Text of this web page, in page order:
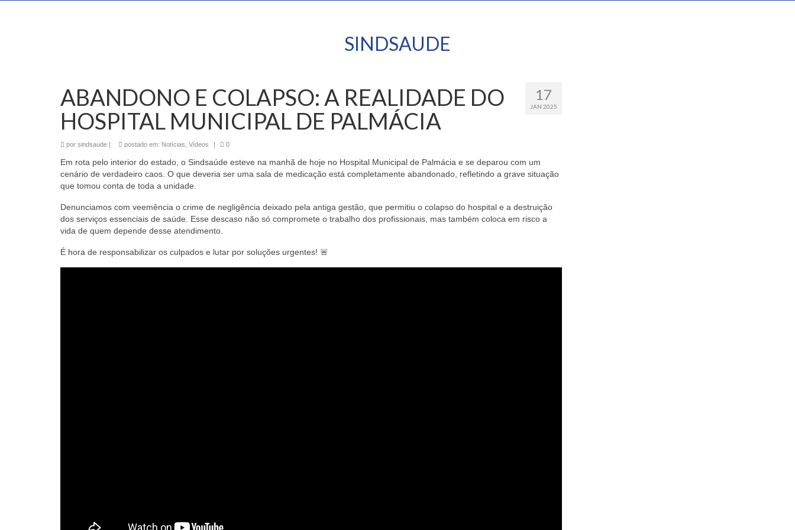
SINDSAUDE
17
JAN 2025
ABANDONO E COLAPSO: A REALIDADE DO
HOSPITAL MUNICIPAL DE PALMÁCIA
por sindsaude | postado em: Notícias Vídeos | 0
Em rota pelo interior do estado, o Sindsaúde esteve na manhã de hoje no Hospital Municipal de Palmácia e se deparou com um
cenário de verdadeiro caos. O que deveria ser uma sala de medicação está completamente abandonado, refletindo a grave situação
que tomou conta de toda a unidade.
Denunciamos com veemência o crime de negligência deixado pela antiga gestão, que permitiu o colapso do hospital e a destruição
dos serviços essenciais de saúde. Esse descaso não só compromete o trabalho dos profissionais, mas também coloca em risco a
vida de quem depende desse atendimento.
É hora de responsabilizar os culpados e lutar por soluções urgentes! 🚨